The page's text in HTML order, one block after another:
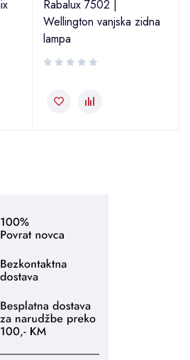
Rabalux 7502 |
Wellington vanjska zidna
lampa